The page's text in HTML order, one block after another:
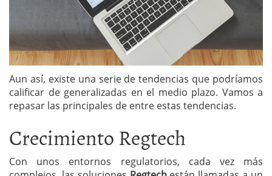
Aun así, existe una serie de tendencias que podríamos
calificar de generalizadas en el medio plazo. Vamos a
repasar las principales de entre estas tendencias.
Crecimiento Regtech
Con unos entornos regulatorios, cada vez más